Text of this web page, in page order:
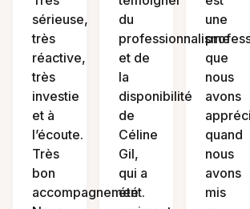
sérieuse,
très
réactive,
très
investie
et à
l’écoute.
Très
bon
accompagnement.
du
professionnalisme
et de
la
disponibilité
de
Céline
Gil,
qui a
été
une
que
nous
avons
quand
nous
avons
mis